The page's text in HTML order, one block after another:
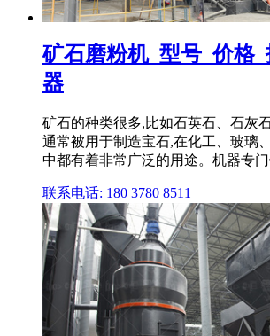
矿石磨粉机_型号_价格
器
矿石的种类很多,比如石英石、石灰
通常被用于制造宝石,在化工、玻璃
中都有着非常广泛的用途。机器专
联系电话: 180 3780 8511